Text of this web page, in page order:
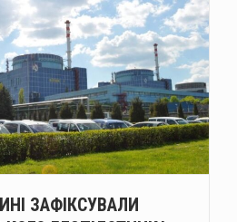
ЗАФІКСУВАЛИ